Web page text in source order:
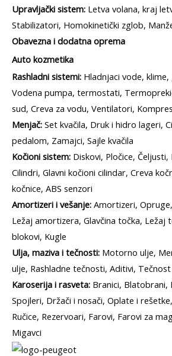
Upravljački sistem: Letva volana, kraj
Stabilizatori, Homokinetički zglob,
Obavezna i dodatna oprema
Auto kozmetika
Rashladni sistemi: Hladnjaci vode,
Vodena pumpa, termostati,
sud, Creva za vodu, Ventilatori,
Menjač: Set kvačila, Druk i hidro lageri,
pedalom, Zamajci, Sajle kvačila
Kočioni sistem: Diskovi, Pločice,
Cilindri, Glavni kočioni cilindar, Creva
kočnice, ABS senzori
Amortizeri i vešanje: Amortizeri,
Ležaj amortizera, Glavčina točka, Ležaj
blokovi, Kugle
Ulja, maziva i tečnosti: Motorno ulje,
ulje, Rashladne tečnosti, Aditivi,
Karoserija i rasveta: Branici, Blatobrani,
Spojleri, Držači i nosači, Oplate i
Ručice, Rezervoari, Farovi, Farovi za
Migavci